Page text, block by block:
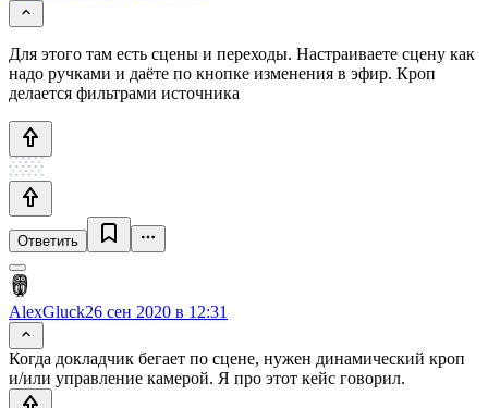
Для этого там есть сцены и переходы. Настраиваете сцену как
надо ручками и даёте по кнопке изменения в эфир. Кроп
делается фильтрами источника
Ответить
AlexGluck26 сен 2020 в 12:31
Когда докладчик бегает по сцене, нужен динамический кроп
и/или управление камерой. Я про этот кейс говорил.